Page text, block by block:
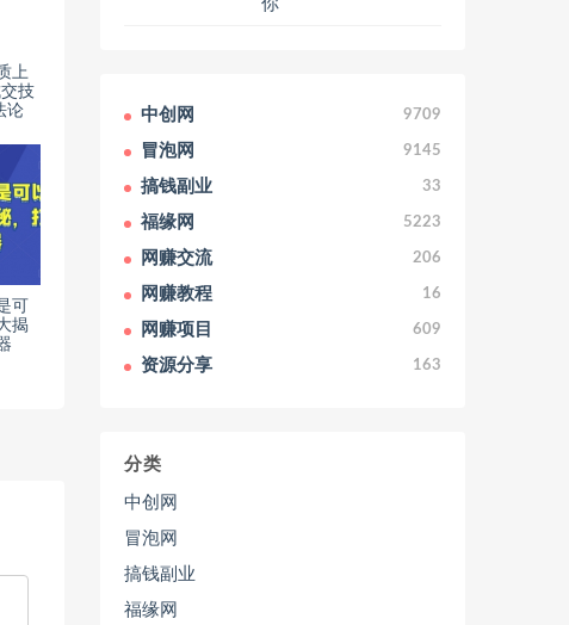
上
技
论
可
揭
你
中创网 9709
冒泡网 9145
搞钱副业 33
福缘网 5223
网赚交流 206
网赚教程 16
网赚项目 609
资源分享 163
分类
中创网
冒泡网
搞钱副业
福缘网